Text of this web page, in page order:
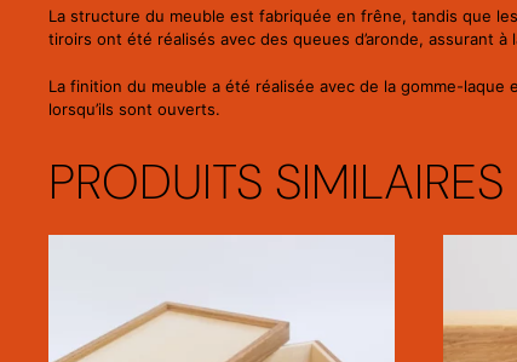
La structure du meuble est fabriquée en frêne, tandis que
tiroirs ont été réalisés avec des queues d’aronde, assurant
La finition du meuble a été réalisée avec de la gomme-
lorsqu’ils sont ouverts.
PRODUITS SIMILAIRES